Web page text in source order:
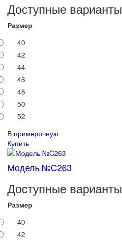
Доступные варианты
Размер
40
42
44
46
48
50
52
В примерочную
Купить
Модель №C263
Доступные варианты
Размер
40
42